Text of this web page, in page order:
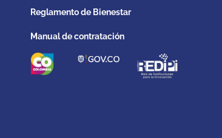
Reglamento de Bienestar
Manual de contratación